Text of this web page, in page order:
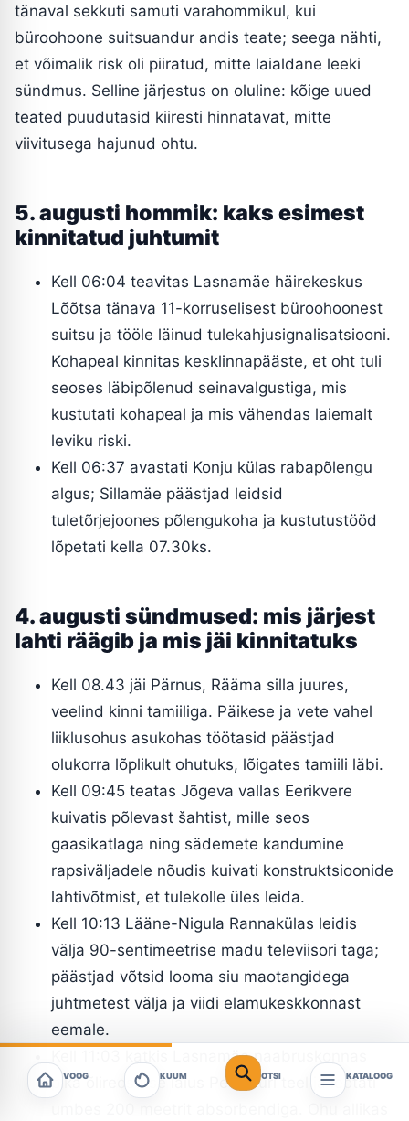
tänaval sekkuti samuti varahommikul, kui
büroohoone suitsuandur andis teate; seega nähti,
et võimalik risk oli piiratud, mitte laialdane leeki
sündmus. Selline järjestus on oluline: kõige uued
teated puudutasid kiiresti hinnatavat, mitte
viivitusega hajunud ohtu.
5. augusti hommik: kaks esimest
kinnitatud juhtumit
Kell 06:04 teavitas Lasnamäe häirekeskus
Lõõtsa tänava 11-korruselisest büroohoonest
suitsu ja tööle läinud tulekahjusignalisatsiooni.
Kohapeal kinnitas kesklinnapääste, et oht tuli
seoses läbipõlenud seinavalgustiga, mis
kustutati kohapeal ja mis vähendas laiemalt
leviku riski.
Kell 06:37 avastati Konju külas rabapõlengu
algus; Sillamäe päästjad leidsid
tuletõrjejoones põlengukoha ja kustutustööd
lõpetati kella 07.30ks.
4. augusti sündmused: mis järjest
lahti räägib ja mis jäi kinnitatuks
Kell 08.43 jäi Pärnus, Rääma silla juures,
veelind kinni tamiiliga. Päikese ja vete vahel
liiklusohus asukohas töötasid päästjad
olukorra lõplikult ohutuks, lõigates tamiili läbi.
Kell 09:45 teatas Jõgeva vallas Eerikvere
kuivatis põlevast šahtist, mille seos
gaasikatlaga ning sädemete kandumine
rapsiväljadele nõudis kuivati konstruktsioonide
lahtivõtmist, et tulekolle üles leida.
Kell 10:13 Lääne-Nigula Rannakülas leidis
välja 90-sentimeetrise madu televiisori taga;
päästjad võtsid looma siu maotangidega
juhtmetest välja ja viidi elamukeskkonnast
eemale.
Kell 11:03 katkis Lasnamäe naabruskonnas
pika õlireostuse laius Peterburi teel ja leotati
VOOG KUUM OTSI KATALOOG